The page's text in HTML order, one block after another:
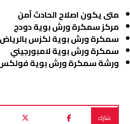
متى يكون اصلاح الحادث آمن
مركز سمكرة ورش بوية دودج
سمكرة ورش بوية لكزس بالرياض
سمكرة ورش بوية لامبورجيني
ورشة سمكرة ورش بوية